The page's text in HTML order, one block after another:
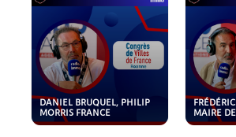
DANIEL BRUQUEL, PHILIP
MORRIS FRANCE
MAIRE